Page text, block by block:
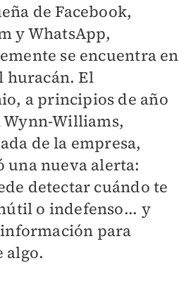
de Facebook,
y WhatsApp,
se encuentra en
huracán. El
a principios de año
Wynn-Williams,
de la empresa,
una nueva alerta:
detectar cuándo te
o indefenso... y
información para
algo.